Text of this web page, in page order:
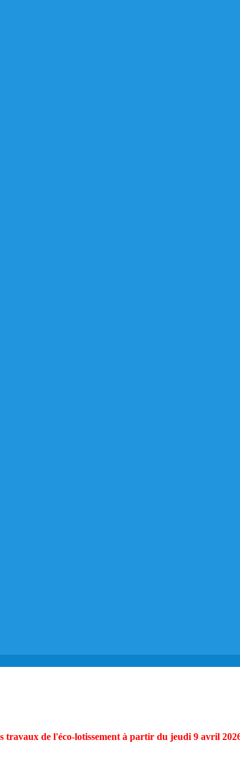
de l'éco-lotissement à partir du jeudi 9 avril